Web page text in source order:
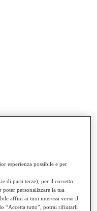
SF1000 è
esperienza possibile e per
di parti terze), per il corretto
personalizzare la tua
affini ai tuoi interessi verso il
“Accetta tutto”, potrai rifiutarli